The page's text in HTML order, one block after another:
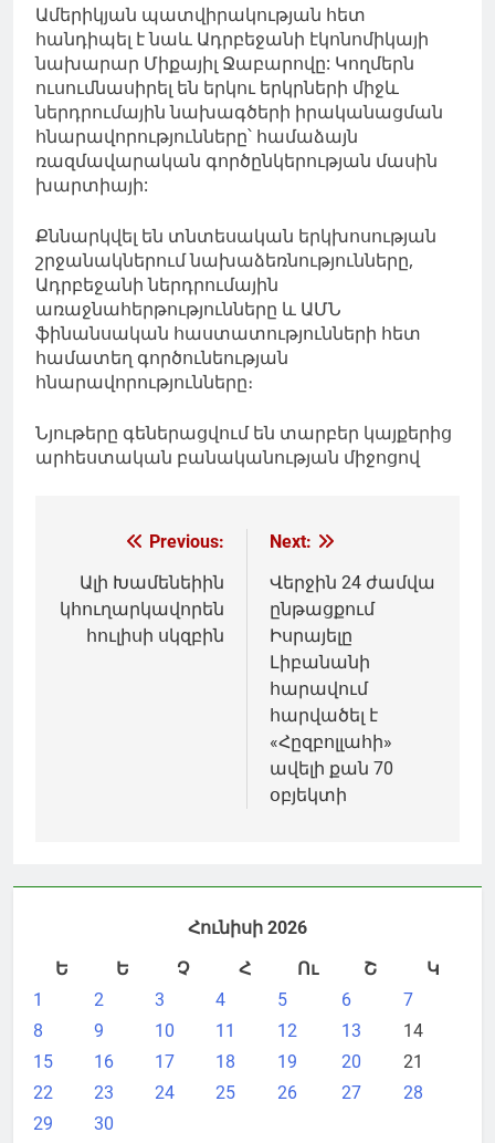
Ամերիկյան պատվիրակության հետ
հանդիպել է նաև Ադրբեջանի էկոնոմիկայի
նախարար Միքայիլ Ջաբարովը: Կողմերն
ուսումնասիրել են երկու երկրների միջև
ներդրումային նախագծերի իրականացման
հնարավորությունները՝ համաձայն
ռազմավարական գործընկերության մասին
խարտիայի:
Քննարկվել են տնտեսական երկխոսության
շրջանակներում նախաձեռնությունները,
Ադրբեջանի ներդրումային
առաջնահերթությունները և ԱՄՆ
ֆինանսական հաստատությունների հետ
համատեղ գործունեության
հնարավորությունները։
Նյութերը գեներացվում են տարբեր կայքերից
արհեստական բանականության միջոցով
Գրառումների
նավարկումը
Previous:
Ալի Խամենեիին
կհուղարկավորեն
հուլիսի սկզբին
Next:
Վերջին 24 ժամվա
ընթացքում
Իսրայելը
Լիբանանի
հարավում
հարվածել է
«Հըզբոլլահի»
ավելի քան 70
օբյեկտի
Հունիսի 2026
Ե
Ե Չ Հ Ու Շ
Կ
1
2 3 4 5 6
7
8
9 10 11 12 13
14
15
16 17 18 19 20
21
22
23 24 25 26 27
28
29
30